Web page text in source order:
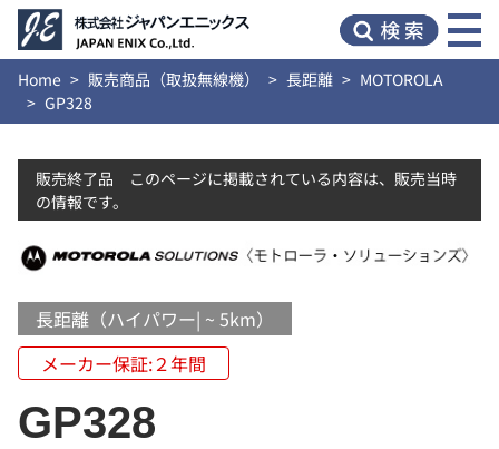
Home 販売商品（取扱無線機） 長距離
MOTOROLA
GP328
販売終了品 このページに掲載されている内容は、販売当時
の情報です。
長距離（ハイパワー| ~ 5km）
メーカー保証:２年間
GP328